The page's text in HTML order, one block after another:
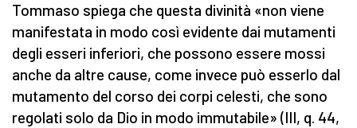
Tommaso spiega che questa divinità «non viene
manifestata in modo così evidente dai mutamenti
degli esseri inferiori, che possono essere mossi
anche da altre cause, come invece può esserlo dal
mutamento del corso dei corpi celesti, che sono
regolati solo da Dio in modo immutabile» (III, q. 44,